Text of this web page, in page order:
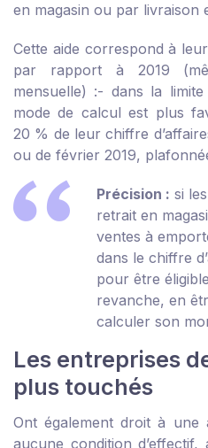
en magasin ou par livraison
Cette aide correspond à
par rapport à 2019
mensuelle) :- dans la
mode de calcul est plus
20 % de leur chiffre
ou de février 2019,
Précision : si
retrait en
ventes à
dans le chiffre
pour être
revanche, en
calculer son
Les entreprises
plus touchés
Ont également droit à une
aucune condition